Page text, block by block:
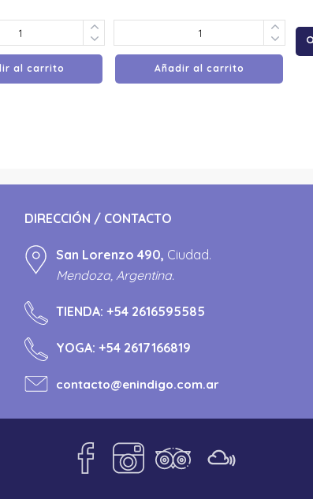
al carrito Añadir al carrito
DIRECCIÓN / CONTACTO
San Lorenzo 490, Ciudad.
Mendoza, Argentina.
TIENDA: +54 2616595585
YOGA: +54 2617166819
contacto@enindigo.com.ar